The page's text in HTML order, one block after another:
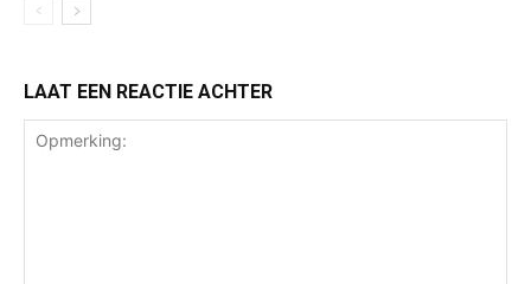
LAAT EEN REACTIE ACHTER